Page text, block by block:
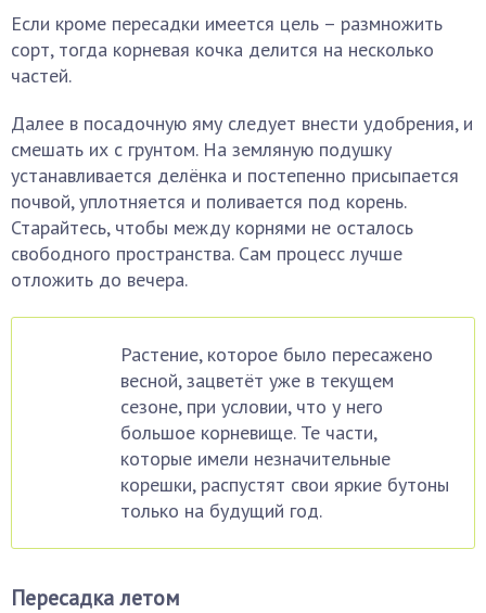
Если кроме пересадки имеется цель – размножить
сорт, тогда корневая кочка делится на несколько
частей.
Далее в посадочную яму следует внести удобрения, и
смешать их с грунтом. На земляную подушку
устанавливается делёнка и постепенно присыпается
почвой, уплотняется и поливается под корень.
Старайтесь, чтобы между корнями не осталось
свободного пространства. Сам процесс лучше
отложить до вечера.
Растение, которое было пересажено
весной, зацветёт уже в текущем
сезоне, при условии, что у него
большое корневище. Те части,
которые имели незначительные
корешки, распустят свои яркие бутоны
только на будущий год.
Пересадка летом